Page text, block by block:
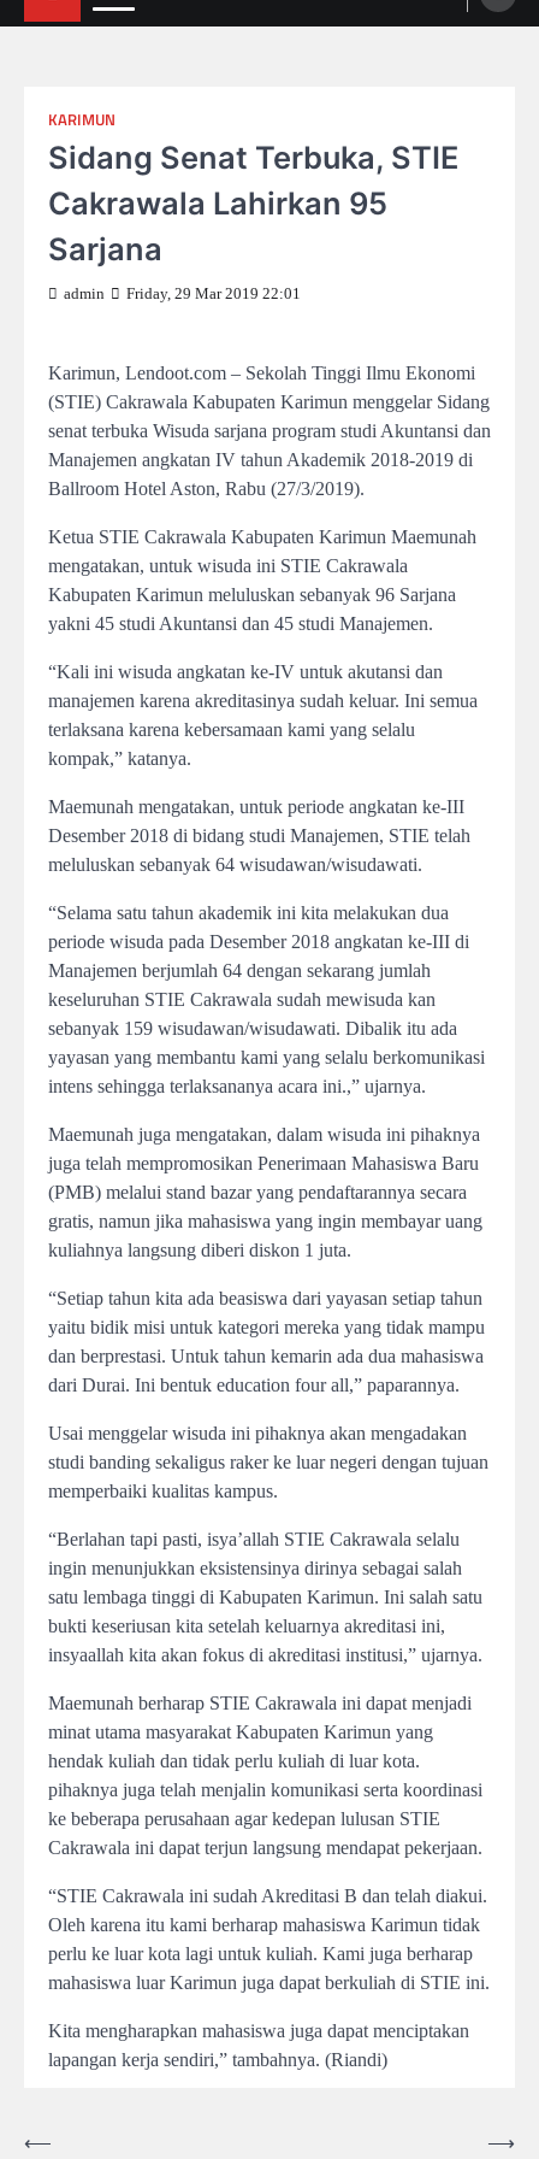
KARIMUN
Sidang Senat Terbuka, STIE
Cakrawala Lahirkan 95
Sarjana
admin Friday, 29 Mar 2019 22:01
Karimun, Lendoot.com – Sekolah Tinggi Ilmu Ekonomi
(STIE) Cakrawala Kabupaten Karimun menggelar Sidang
senat terbuka Wisuda sarjana program studi Akuntansi dan
Manajemen angkatan IV tahun Akademik 2018-2019 di
Ballroom Hotel Aston, Rabu (27/3/2019).
Ketua STIE Cakrawala Kabupaten Karimun Maemunah
mengatakan, untuk wisuda ini STIE Cakrawala
Kabupaten Karimun meluluskan sebanyak 96 Sarjana
yakni 45 studi Akuntansi dan 45 studi Manajemen.
“Kali ini wisuda angkatan ke-IV untuk akutansi dan
manajemen karena akreditasinya sudah keluar. Ini semua
terlaksana karena kebersamaan kami yang selalu
kompak,” katanya.
Maemunah mengatakan, untuk periode angkatan ke-III
Desember 2018 di bidang studi Manajemen, STIE telah
meluluskan sebanyak 64 wisudawan/wisudawati.
“Selama satu tahun akademik ini kita melakukan dua
periode wisuda pada Desember 2018 angkatan ke-III di
Manajemen berjumlah 64 dengan sekarang jumlah
keseluruhan STIE Cakrawala sudah mewisuda kan
sebanyak 159 wisudawan/wisudawati. Dibalik itu ada
yayasan yang membantu kami yang selalu berkomunikasi
intens sehingga terlaksananya acara ini.,” ujarnya.
Maemunah juga mengatakan, dalam wisuda ini pihaknya
juga telah mempromosikan Penerimaan Mahasiswa Baru
(PMB) melalui stand bazar yang pendaftarannya secara
gratis, namun jika mahasiswa yang ingin membayar uang
kuliahnya langsung diberi diskon 1 juta.
“Setiap tahun kita ada beasiswa dari yayasan setiap tahun
yaitu bidik misi untuk kategori mereka yang tidak mampu
dan berprestasi. Untuk tahun kemarin ada dua mahasiswa
dari Durai. Ini bentuk education four all,” paparannya.
Usai menggelar wisuda ini pihaknya akan mengadakan
studi banding sekaligus raker ke luar negeri dengan tujuan
memperbaiki kualitas kampus.
“Berlahan tapi pasti, isya’allah STIE Cakrawala selalu
ingin menunjukkan eksistensinya dirinya sebagai salah
satu lembaga tinggi di Kabupaten Karimun. Ini salah satu
bukti keseriusan kita setelah keluarnya akreditasi ini,
insyaallah kita akan fokus di akreditasi institusi,” ujarnya.
Maemunah berharap STIE Cakrawala ini dapat menjadi
minat utama masyarakat Kabupaten Karimun yang
hendak kuliah dan tidak perlu kuliah di luar kota.
pihaknya juga telah menjalin komunikasi serta koordinasi
ke beberapa perusahaan agar kedepan lulusan STIE
Cakrawala ini dapat terjun langsung mendapat pekerjaan.
“STIE Cakrawala ini sudah Akreditasi B dan telah diakui.
Oleh karena itu kami berharap mahasiswa Karimun tidak
perlu ke luar kota lagi untuk kuliah. Kami juga berharap
mahasiswa luar Karimun juga dapat berkuliah di STIE ini.
Kita mengharapkan mahasiswa juga dapat menciptakan
lapangan kerja sendiri,” tambahnya. (Riandi)
Post
⟵ ⟶